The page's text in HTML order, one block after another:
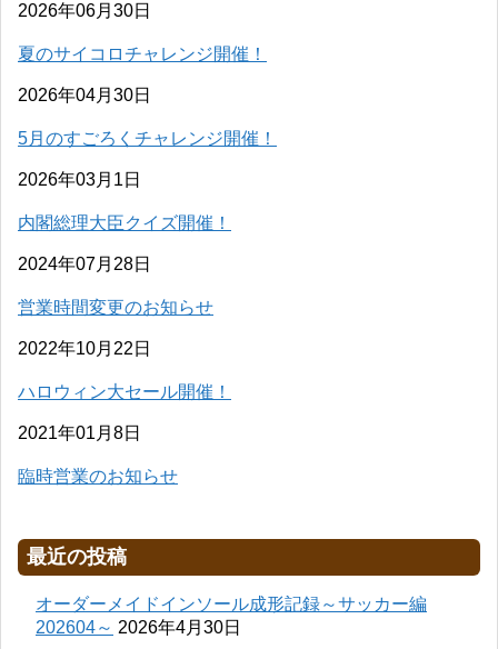
2026年06月30日
夏のサイコロチャレンジ開催！
2026年04月30日
5月のすごろくチャレンジ開催！
2026年03月1日
内閣総理大臣クイズ開催！
2024年07月28日
営業時間変更のお知らせ
2022年10月22日
ハロウィン大セール開催！
2021年01月8日
臨時営業のお知らせ
最近の投稿
オーダーメイドインソール成形記録～サッカー編
202604～ 2026年4月30日